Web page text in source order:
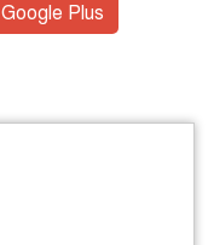
Google Plus